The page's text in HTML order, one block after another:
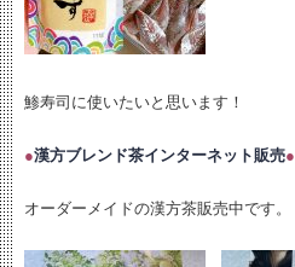
鯵寿司に使いたいと思います！
●漢方ブレンド茶インターネット販売●
オーダーメイドの漢方茶販売中です。